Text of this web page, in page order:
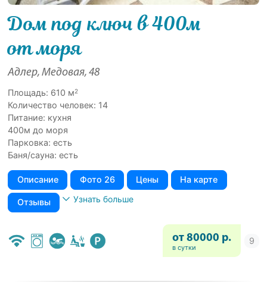
Дом под ключ в 400м
от моря
Адлер, Медовая, 48
Площадь: 610 м2
Количество человек: 14
Питание: кухня
400м до моря
Парковка: есть
Баня/сауна: есть
Описание Фото 26 Цены На карте
Отзывы Узнать больше
от 80000 р.
в сутки